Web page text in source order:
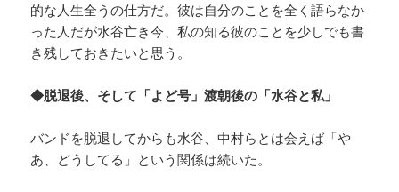
的な人生全うの仕方だ。彼は自分のことを全く語らなか
った人だが水谷亡き今、私の知る彼のことを少しでも書
き残しておきたいと思う。
◆脱退後、そして「よど号」渡朝後の「水谷と私」
バンドを脱退してからも水谷、中村らとは会えば「や
あ、どうしてる」という関係は続いた。